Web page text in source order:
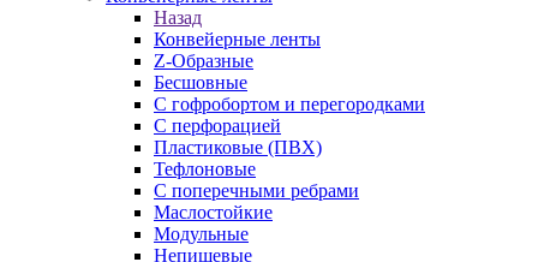
Назад
Конвейерные ленты
Z-Образные
Бесшовные
С гофробортом и перегородками
С перфорацией
Пластиковые (ПВХ)
Тефлоновые
С поперечными ребрами
Маслостойкие
Модульные
Непищевые